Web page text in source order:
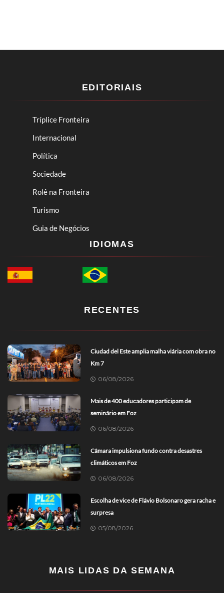
EDITORIAIS
Tríplice Fronteira
Internacional
Política
Sociedade
Rolê na Fronteira
Turismo
Guia de Negócios
IDIOMAS
RECENTES
Ciudad del Este amplia malha viária com obra no
Km 7
06/08/2026
Mais de 400 educadores participam de
seminário em Foz
06/08/2026
Câmara impulsiona fundo contra desastres
climáticos em Foz
06/08/2026
Escolha de vice de Flávio Bolsonaro gera racha e
surpresa
05/08/2026
MAIS LIDAS DA SEMANA